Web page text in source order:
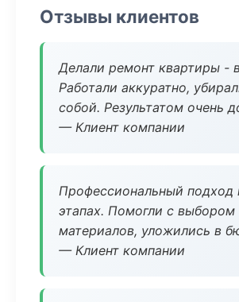
Отзывы клиентов
Делали ремонт квартиры -
Работали аккуратно,
собой. Результатом очень
— Клиент компании
Профессиональный подход
этапах. Помогли с выбором
материалов, уложились в
— Клиент компании